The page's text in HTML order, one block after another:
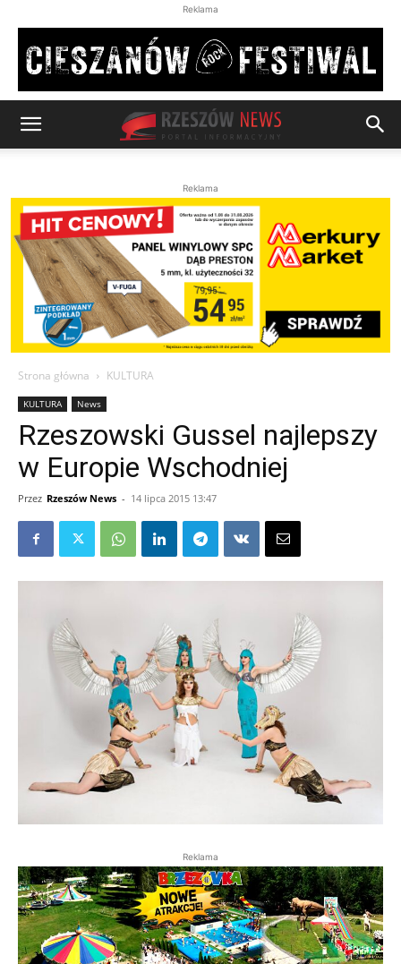
Reklama
Reklama
Strona główna KULTURA
KULTURA News
Rzeszowski Gussel najlepszy
w Europie Wschodniej
Przez Rzeszów News - 14 lipca 2015 13:47
Reklama